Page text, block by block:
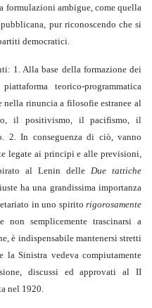
formulazioni ambigue, come quella
pur riconoscendo che si
democratici.
1. Alla base della formazione dei
teorico-programmatica
rinuncia a filosofie estranee al
il positivismo, il pacifismo, il
2. In conseguenza di ciò, vanno
legate ai principi e alle previsioni,
al Lenin delle Due tattiche
ha una grandissima importanza
in uno spirito rigorosamente
non semplicemente trascinarsi a
è indispensabile mantenersi stretti
Sinistra vedeva compiutamente
discussi ed approvati al II
nel 1920.